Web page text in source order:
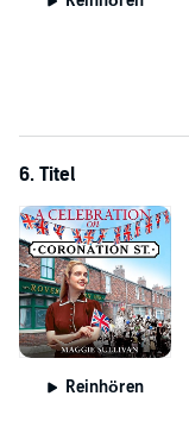
6. Titel
Reinhören